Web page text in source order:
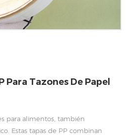
Para Tazones De Papel
para alimentos, también
Estas tapas de PP combinan